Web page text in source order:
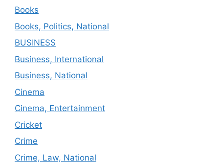
Books
Books, Politics, National
BUSINESS
Business, International
Business, National
Cinema
Cinema, Entertainment
Cricket
Crime
Crime, Law, National